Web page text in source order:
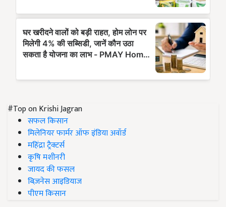
#Top on Krishi Jagran
सफल किसान
मिलेनियर फार्मर ऑफ इंडिया अवॉर्ड
महिंद्रा ट्रैक्टर्स
कृषि मशीनरी
जायद की फसल
बिज़नेस आइडियाज
पीएम किसान